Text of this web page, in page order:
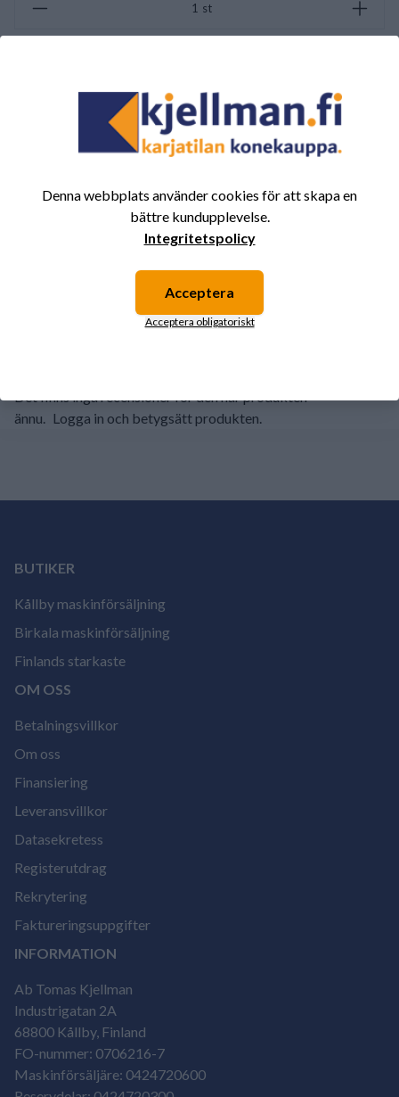
st
SAMMANFATTNING AV RECENSIONER
Det finns inga recensioner för den här produkten
ännu. Logga in och betygsätt produkten.
BUTIKER
Kållby maskinförsäljning
Birkala maskinförsäljning
Finlands starkaste
OM OSS
Betalningsvillkor
Om oss
Finansiering
Leveransvillkor
Datasekretess
Registerutdrag
Rekrytering
Faktureringsuppgifter
INFORMATION
Ab Tomas Kjellman
Industrigatan 2A
68800 Kållby, Finland
FO-nummer: 0706216-7
Maskinförsäljäre: 0424720600
Denna webbplats använder cookies för att skapa en
bättre kundupplevelse.
Integritetspolicy
Acceptera
Acceptera obligatoriskt